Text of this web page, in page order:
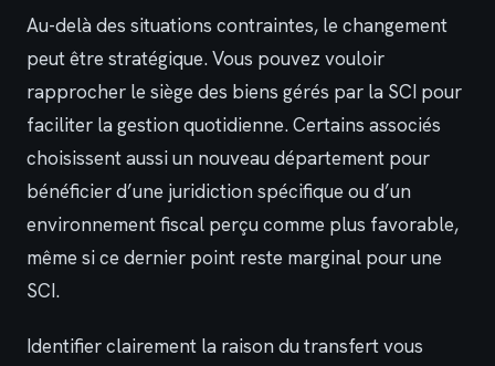
Au-delà des situations contraintes, le changement
peut être stratégique. Vous pouvez vouloir
rapprocher le siège des biens gérés par la SCI pour
faciliter la gestion quotidienne. Certains associés
choisissent aussi un nouveau département pour
bénéficier d’une juridiction spécifique ou d’un
environnement fiscal perçu comme plus favorable,
même si ce dernier point reste marginal pour une
SCI.
Identifier clairement la raison du transfert vous